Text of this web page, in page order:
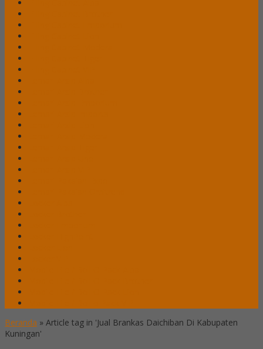
Beranda » Article tag in 'Jual Brankas Daichiban Di Kabupaten
Kuningan'